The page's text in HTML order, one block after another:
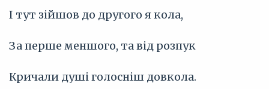
І тут зійшов до другого я кола,
За перше меншого, та від розпук
Кричали душі голосніш довкола.